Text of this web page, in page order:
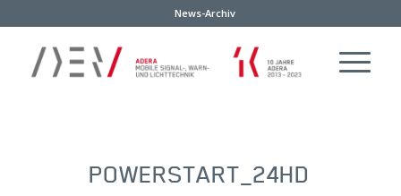
News-Archiv
POWERSTART_24HD